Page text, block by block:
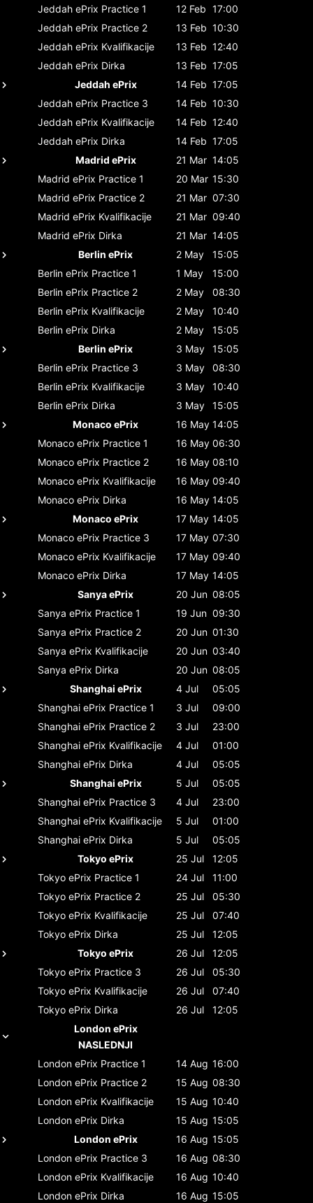
Jeddah ePrix Practice 1 12 Feb 17:00
Jeddah ePrix Practice 2 13 Feb 10:30
Jeddah ePrix Kvalifikacije 13 Feb 12:40
Jeddah ePrix Dirka 13 Feb 17:05
Jeddah ePrix
14 Feb 17:05
Jeddah ePrix Practice 3 14 Feb 10:30
Jeddah ePrix Kvalifikacije 14 Feb 12:40
Jeddah ePrix Dirka 14 Feb 17:05
Madrid ePrix
21 Mar 14:05
Madrid ePrix Practice 1 20 Mar 15:30
Madrid ePrix Practice 2 21 Mar 07:30
Madrid ePrix Kvalifikacije 21 Mar 09:40
Madrid ePrix Dirka 21 Mar 14:05
Berlin ePrix
2 May
15:05
Berlin ePrix Practice 1 1 May
15:00
Berlin ePrix Practice 2 2 May
08:30
Berlin ePrix Kvalifikacije 2 May
10:40
Berlin ePrix Dirka 2 May
15:05
Berlin ePrix
3 May
15:05
Berlin ePrix Practice 3 3 May
08:30
Berlin ePrix Kvalifikacije 3 May
10:40
Berlin ePrix Dirka 3 May
15:05
Monaco ePrix
16 May 14:05
Monaco ePrix Practice 1 16 May 06:30
Monaco ePrix Practice 2 16 May 08:10
Monaco ePrix Kvalifikacije 16 May 09:40
Monaco ePrix Dirka 16 May 14:05
Monaco ePrix
17 May 14:05
Monaco ePrix Practice 3 17 May 07:30
Monaco ePrix Kvalifikacije 17 May 09:40
Monaco ePrix Dirka 17 May 14:05
Sanya ePrix
20 Jun 08:05
Sanya ePrix Practice 1 19 Jun 09:30
Sanya ePrix Practice 2 20 Jun 01:30
Sanya ePrix Kvalifikacije 20 Jun 03:40
Sanya ePrix Dirka 20 Jun 08:05
Shanghai ePrix
4 Jul
05:05
Shanghai ePrix Practice 1 3 Jul
09:00
Shanghai ePrix Practice 2 3 Jul
23:00
Shanghai ePrix Kvalifikacije 4 Jul
01:00
Shanghai ePrix Dirka 4 Jul
05:05
Shanghai ePrix
5 Jul
05:05
Shanghai ePrix Practice 3 4 Jul
23:00
Shanghai ePrix Kvalifikacije 5 Jul
01:00
Shanghai ePrix Dirka 5 Jul
05:05
Tokyo ePrix
25 Jul
12:05
Tokyo ePrix Practice 1 24 Jul
11:00
Tokyo ePrix Practice 2 25 Jul
05:30
Tokyo ePrix Kvalifikacije 25 Jul
07:40
Tokyo ePrix Dirka 25 Jul
12:05
Tokyo ePrix
26 Jul
12:05
Tokyo ePrix Practice 3 26 Jul
05:30
Tokyo ePrix Kvalifikacije 26 Jul
07:40
Tokyo ePrix Dirka 26 Jul
12:05
London ePrix
NASLEDNJI
London ePrix Practice 1 14 Aug 16:00
London ePrix Practice 2 15 Aug 08:30
London ePrix Kvalifikacije 15 Aug 10:40
London ePrix Dirka 15 Aug 15:05
London ePrix
16 Aug 15:05
London ePrix Practice 3 16 Aug 08:30
London ePrix Kvalifikacije 16 Aug 10:40
London ePrix Dirka 16 Aug 15:05